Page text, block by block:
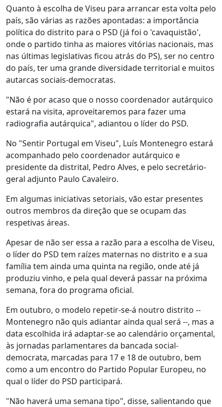
Quanto à escolha de Viseu para arrancar esta volta pelo
país, são várias as razões apontadas: a importância
política do distrito para o PSD (já foi o 'cavaquistão',
onde o partido tinha as maiores vitórias nacionais, mas
nas últimas legislativas ficou atrás do PS), ser no centro
do país, ter uma grande diversidade territorial e muitos
autarcas sociais-democratas.
"Não é por acaso que o nosso coordenador autárquico
estará na visita, aproveitaremos para fazer uma
radiografia autárquica", adiantou o líder do PSD.
No "Sentir Portugal em Viseu", Luís Montenegro estará
acompanhado pelo coordenador autárquico e
presidente da distrital, Pedro Alves, e pelo secretário-
geral adjunto Paulo Cavaleiro.
Em algumas iniciativas setoriais, vão estar presentes
outros membros da direção que se ocupam das
respetivas áreas.
Apesar de não ser essa a razão para a escolha de Viseu,
o líder do PSD tem raízes maternas no distrito e a sua
família tem ainda uma quinta na região, onde até já
produziu vinho, e pela qual deverá passar na próxima
semana, fora do programa oficial.
Em outubro, o modelo repetir-se-á noutro distrito --
Montenegro não quis adiantar ainda qual será --, mas a
data escolhida irá adaptar-se ao calendário orçamental,
às jornadas parlamentares da bancada social-
democrata, marcadas para 17 e 18 de outubro, bem
como a um encontro do Partido Popular Europeu, no
qual o líder do PSD participará.
"Não haverá uma semana tipo", disse, salientando que